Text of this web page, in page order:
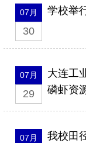
07月
30
学校举
07月
29
大连工
磷虾资
07月 我校田